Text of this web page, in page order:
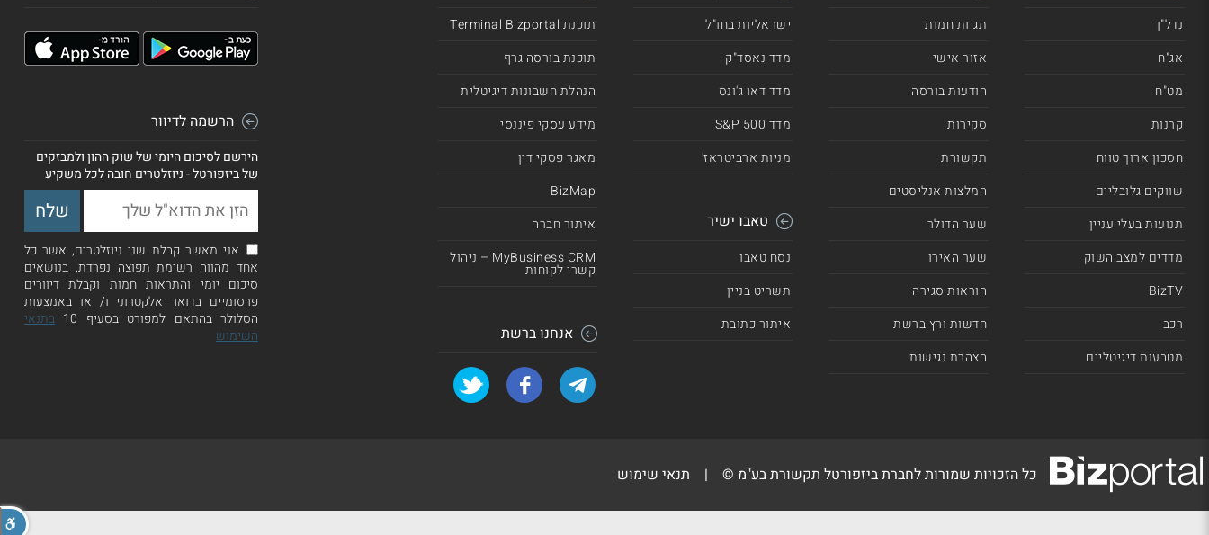
נדל"ן
אג"ח
מט"ח
קרנות
חסכון ארוך טווח
שווקים גלובליים
תנועות בעלי עניין
מדדים למצב השוק
BizTV
רכב
מטבעות דיגיטליים
תגיות חמות
אזור אישי
הודעות בורסה
סקירות
תקשורת
המלצות אנליסטים
שער הדולר
שער האירו
הוראות סגירה
חדשות ורץ ברשת
הצהרת נגישות
ישראליות בחו"ל
מדד נאסד"ק
מדד דאו ג'ונס
מדד 500 S&P
מניות ארביטראז'
טאבו ישיר
נסח טאבו
תשריט בניין
איתור כתובת
תוכנת Terminal Bizportal
תוכנת בורסה גרף
הנהלת חשבונות דיגיטלית
מידע עסקי פיננסי
מאגר פסקי דין
BizMap
איתור חברה
MyBusiness CRM – ניהול
קשרי לקוחות
אנחנו ברשת
הרשמה לדיוור
הירשם לסיכום היומי של שוק ההון ולמבזקים
של ביזפורטל - ניוזלטרים חובה לכל משקיע
אני מאשר קבלת שני ניוזלטרים, אשר כל
אחד מהווה רשימת תפוצה נפרדת, בנושאים
סיכום יומי והתראות חמות וקבלת דיוורים
פרסומיים בדואר אלקטרוני ו/ או באמצעות
הסלולר בהתאם למפורט בסעיף 10
בתנאי
השימוש
כל הזכויות שמורות לחברת ביזפורטל תקשורת בע"מ © | תנאי שימוש